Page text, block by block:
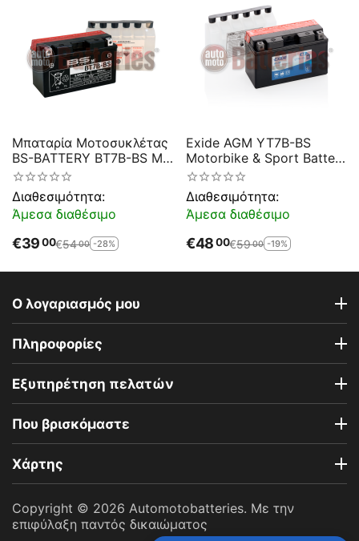
Μπαταρία Μοτοσυκλέτας
BS-BATTERY BT7B-BS MF
6.8AH 110EN Αντιστοιχία
YT7B-BS
Διαθεσιμότητα:
Άμεσα διαθέσιμο
€3900€5400 -28%
Exide AGM YT7B-BS
Motorbike & Sport Battery
ET7B-BS
Διαθεσιμότητα:
Άμεσα διαθέσιμο
€4800€5900 -19%
Ο λογαριασμός μου
Πληροφορίες
Εξυπηρέτηση πελατών
Που βρισκόμαστε
Χάρτης
Copyright © 2026 Automotobatteries. Με την
επιφύλαξη παντός δικαιώματος